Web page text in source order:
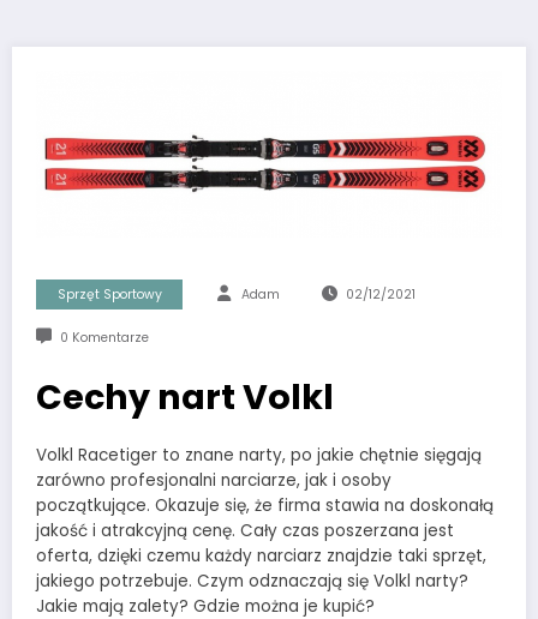
Sprzęt Sportowy Adam 02/12/2021
0 Komentarze
Cechy nart Volkl
Volkl Racetiger to znane narty, po jakie chętnie sięgają
zarówno profesjonalni narciarze, jak i osoby
początkujące. Okazuje się, że firma stawia na doskonałą
jakość i atrakcyjną cenę. Cały czas poszerzana jest
oferta, dzięki czemu każdy narciarz znajdzie taki sprzęt,
jakiego potrzebuje. Czym odznaczają się Volkl narty?
Jakie mają zalety? Gdzie można je kupić?